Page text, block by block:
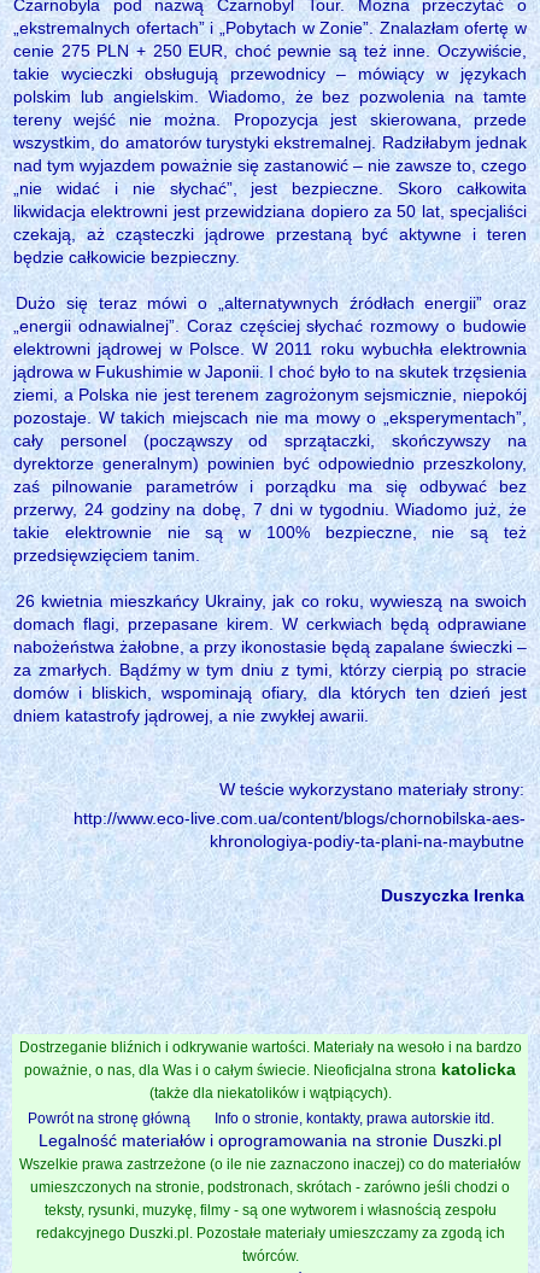
Czarnobyla pod nazwą Czarnobyl Tour. Można przeczytać o
„ekstremalnych ofertach” i „Pobytach w Zonie”. Znalazłam ofertę w
cenie 275 PLN + 250 EUR, choć pewnie są też inne. Oczywiście,
takie wycieczki obsługują przewodnicy – mówiący w językach
polskim lub angielskim. Wiadomo, że bez pozwolenia na tamte
tereny wejść nie można. Propozycja jest skierowana, przede
wszystkim, do amatorów turystyki ekstremalnej. Radziłabym jednak
nad tym wyjazdem poważnie się zastanowić – nie zawsze to, czego
„nie widać i nie słychać”, jest bezpieczne. Skoro całkowita
likwidacja elektrowni jest przewidziana dopiero za 50 lat, specjaliści
czekają, aż cząsteczki jądrowe przestaną być aktywne i teren
będzie całkowicie bezpieczny.
Dużo się teraz mówi o „alternatywnych źródłach energii” oraz
„energii odnawialnej”. Coraz częściej słychać rozmowy o budowie
elektrowni jądrowej w Polsce. W 2011 roku wybuchła elektrownia
jądrowa w Fukushimie w Japonii. I choć było to na skutek trzęsienia
ziemi, a Polska nie jest terenem zagrożonym sejsmicznie, niepokój
pozostaje. W takich miejscach nie ma mowy o „eksperymentach”,
cały personel (począwszy od sprzątaczki, skończywszy na
dyrektorze generalnym) powinien być odpowiednio przeszkolony,
zaś pilnowanie parametrów i porządku ma się odbywać bez
przerwy, 24 godziny na dobę, 7 dni w tygodniu. Wiadomo już, że
takie elektrownie nie są w 100% bezpieczne, nie są też
przedsięwzięciem tanim.
26 kwietnia mieszkańcy Ukrainy, jak co roku, wywieszą na swoich
domach flagi, przepasane kirem. W cerkwiach będą odprawiane
nabożeństwa żałobne, a przy ikonostasie będą zapalane świeczki –
za zmarłych. Bądźmy w tym dniu z tymi, którzy cierpią po stracie
domów i bliskich, wspominają ofiary, dla których ten dzień jest
dniem katastrofy jądrowej, a nie zwykłej awarii.
W teście wykorzystano materiały strony:
http://www.eco-live.com.ua/content/blogs/chornobilska-aes-
khronologiya-podiy-ta-plani-na-maybutne
Duszyczka Irenka
Dostrzeganie bliźnich i odkrywanie wartości. Materiały na wesoło i na bardzo
poważnie, o nas, dla Was i o całym świecie. Nieoficjalna strona katolicka
(także dla niekatolików i wątpiących).
Powrót na stronę główną
Info o stronie, kontakty, prawa autorskie itd.
Legalność materiałów i oprogramowania na stronie Duszki.pl
Wszelkie prawa zastrzeżone (o ile nie zaznaczono inaczej) co do materiałów
umieszczonych na stronie, podstronach, skrótach - zarówno jeśli chodzi o
teksty, rysunki, muzykę, filmy - są one wytworem i własnością zespołu
redakcyjnego Duszki.pl. Pozostałe materiały umieszczamy za zgodą ich
twórców.